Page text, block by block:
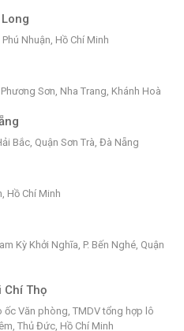
Nhuận, Hồ Chí Minh
Sơn, Nha Trang, Khánh Hoà
Bắc, Quận Sơn Trà, Đà Nẵng
Hồ Chí Minh
Kỳ Khởi Nghĩa, P. Bến Nghé, Quận
Chí Thọ
ốc Văn phòng, TMDV tổng hợp lô
Thủ Đức, Hồ Chí Minh